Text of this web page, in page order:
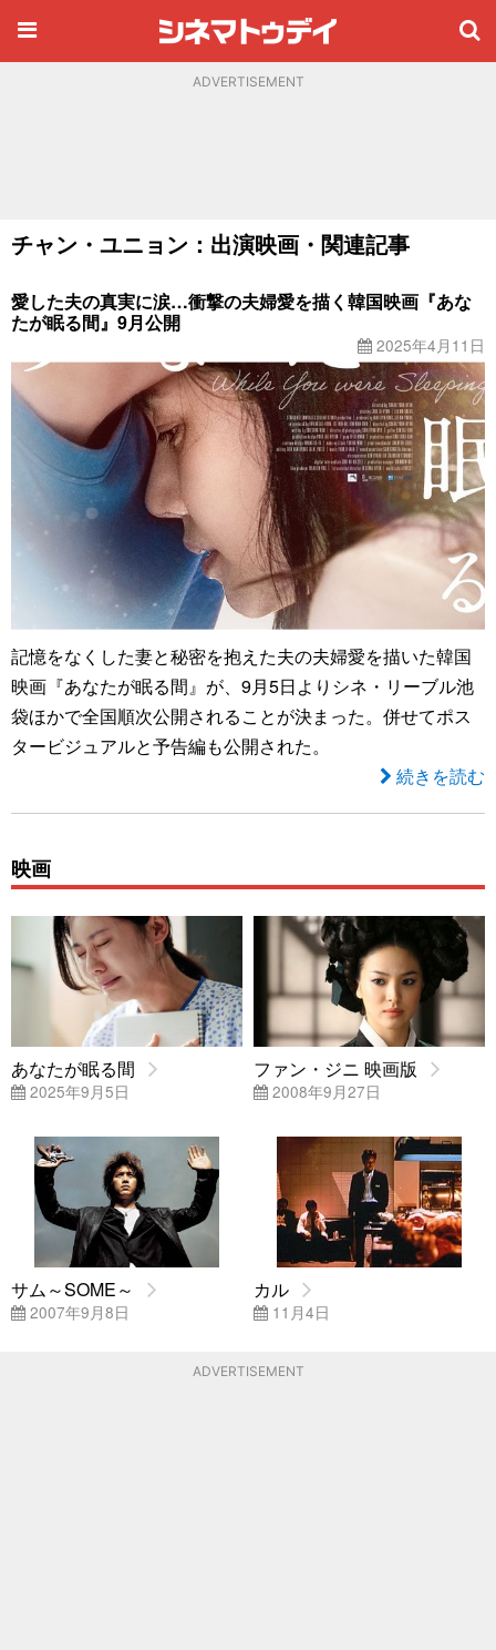
ADVERTISEMENT
チャン・ユニョン：出演映画・関連記事
愛した夫の真実に涙…衝撃の夫婦愛を描く韓国映画『あな
たが眠る間』9月公開
2025年4月11日
記憶をなくした妻と秘密を抱えた夫の夫婦愛を描いた韓国
映画『あなたが眠る間』が、9月5日よりシネ・リーブル池
袋ほかで全国順次公開されることが決まった。併せてポス
タービジュアルと予告編も公開された。
続きを読む
映画
あなたが眠る間
2025年9月5日
ファン・ジニ 映画版
2008年9月27日
サム～SOME～
2007年9月8日
カル
11月4日
ADVERTISEMENT